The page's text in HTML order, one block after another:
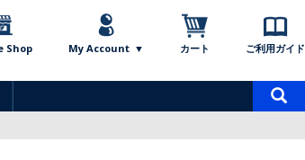
Shop My Account カート ご利用ガイド